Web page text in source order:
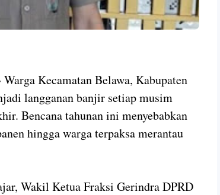
Warga Kecamatan Belawa, Kabupaten
langganan banjir setiap musim
Bencana tahunan ini menyebabkan
hingga warga terpaksa merantau
Wakil Ketua Fraksi Gerindra DPRD